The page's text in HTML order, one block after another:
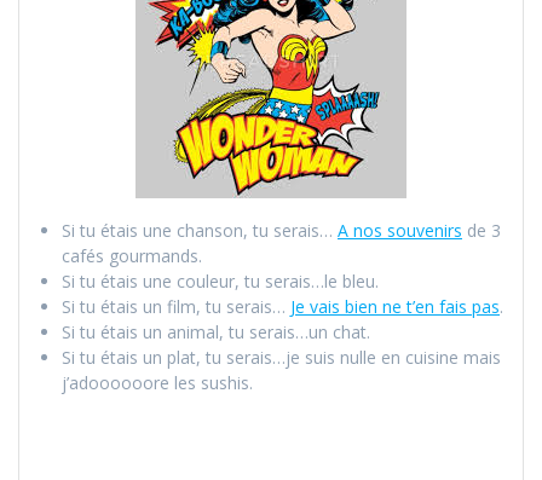
Si tu étais une chanson, tu serais… A nos souvenirs de 3
cafés gourmands.
Si tu étais une couleur, tu serais…le bleu.
Si tu étais un film, tu serais… Je vais bien ne t’en fais pas.
Si tu étais un animal, tu serais…un chat.
Si tu étais un plat, tu serais…je suis nulle en cuisine mais
j’adoooooore les sushis.